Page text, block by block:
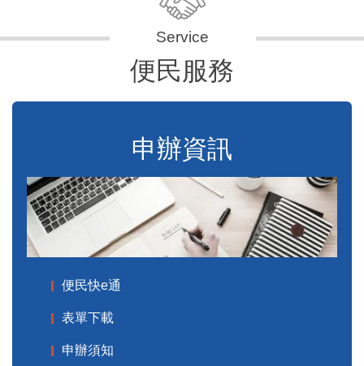
便民服務
申辦資訊
便民快e通
表單下載
申辦須知